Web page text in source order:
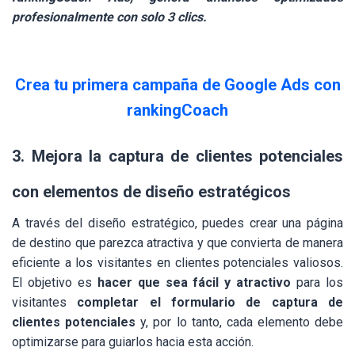
profesionalmente con solo 3 clics.
Crea tu primera campaña de Google Ads con
rankingCoach
3. Mejora la captura de clientes potenciales
con elementos de diseño estratégicos
A través del diseño estratégico, puedes crear una página
de destino que parezca atractiva y que convierta de manera
eficiente a los visitantes en clientes potenciales valiosos.
El objetivo es hacer que sea fácil y atractivo para los
visitantes completar el formulario de captura de
clientes potencialesy, por lo tanto, cada elemento debe
optimizarse para guiarlos hacia esta acción.